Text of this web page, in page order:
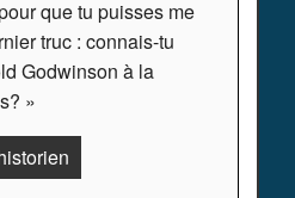
que tu puisses me
truc : connais-tu
Godwinson à la
»